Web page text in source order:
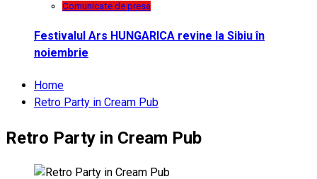
Comunicate de presa
Festivalul Ars HUNGARICA revine la Sibiu în
noiembrie
Home
Retro Party in Cream Pub
Retro Party in Cream Pub